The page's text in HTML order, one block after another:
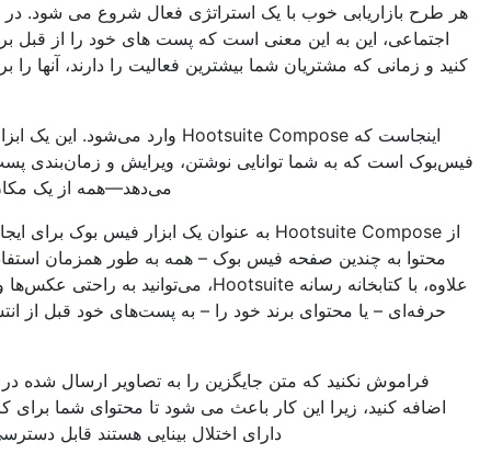
خوب با یک استراتژی فعال شروع می شود. در شبکه های
این به این معنی است که پست های خود را از قبل برنامه ریزی
که مشتریان شما بیشترین فعالیت را دارند، آنها را برنامه ریزی
اینجاست که Hootsuite Compose وارد می‌شود. این یک ابزار بازاریابی
که به شما توانایی نوشتن، ویرایش و زمان‌بندی پست‌هایتان را
می‌دهد—همه از یک مکان مرکزی.
از Hootsuite Compose به عنوان یک ابزار فیس بوک برای ایجاد و ارسال
به چندین صفحه فیس بوک – همه به طور همزمان استفاده کنید. به
علاوه، با کتابخانه رسانه Hootsuite، می‌توانید به راحتی عکس‌ها و ویدیوهای
– یا محتوای برند خود را – به پست‌های خود قبل از انتشار اضافه
نکنید که متن جایگزین را به تصاویر ارسال شده در فیس بوک
کنید، زیرا این کار باعث می شود تا محتوای شما برای کاربرانی که
دارای اختلال بینایی هستند قابل دسترسی تر باشد.